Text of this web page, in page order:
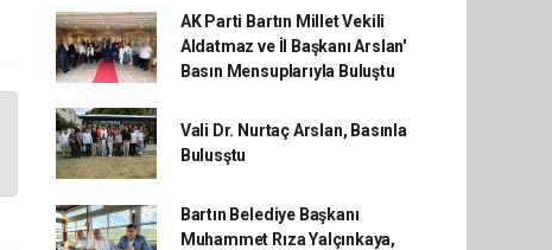
AK Parti Bartın Millet Vekili
Aldatmaz ve İl Başkanı Arslan'
Basın Mensuplarıyla Buluştu
Vali Dr. Nurtaç Arslan, Basınla
Bulusştu
Bartın Belediye Başkanı
Muhammet Rıza Yalçınkaya,